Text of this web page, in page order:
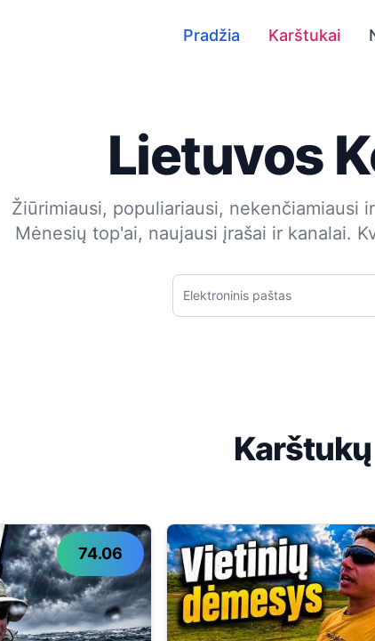
Pradžia Karštukai
Lietuvos
Žiūrimiausi, populiariausi, nekenčiamiausi
Mėnesių top'ai, naujausi įrašai ir kanalai.
Elektroninis paštas
Karštukų
74.06